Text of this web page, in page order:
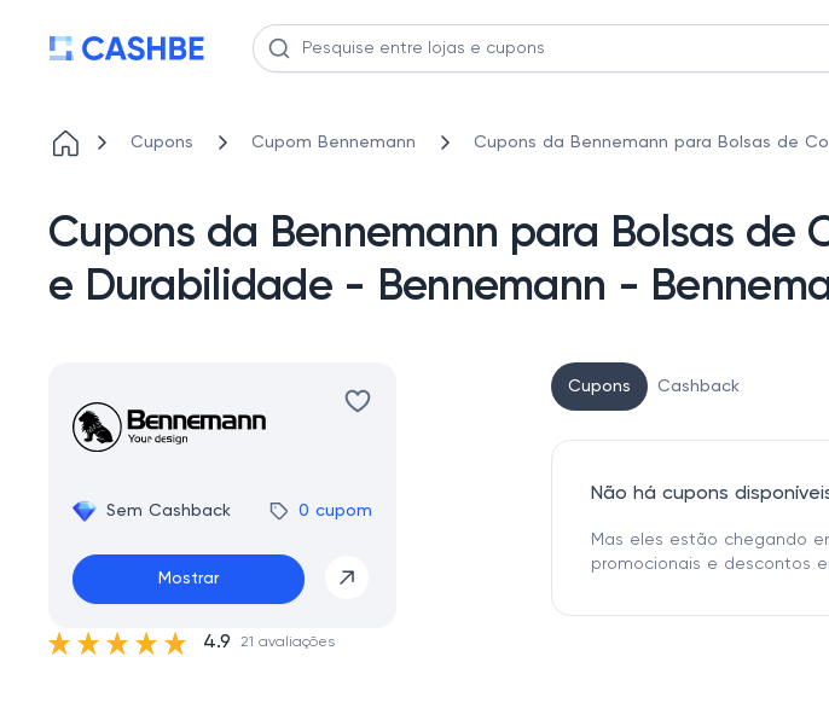
Cupons Cupom Bennemann Cupons da Bennemann para Bolsas de
Cupons da Bennemann para Bolsas de
e Durabilidade - Bennemann -
Sem Cashback 0 cupom
Mostrar
4.9 21 avaliações
Cupons Cashback
Não há cupons
Mas eles estão chegando
promocionais e descontos